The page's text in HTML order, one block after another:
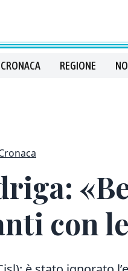
CRONACA REGIONE
con